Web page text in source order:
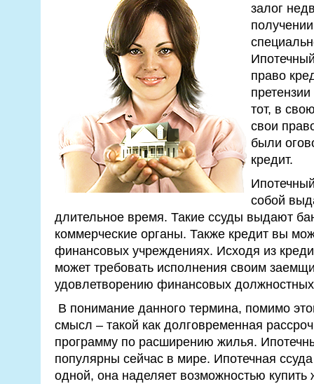
залог
право
тот, в
свои
были
кредит.
собой
длительное время. Такие ссуды выдают
коммерческие органы. Также кредит вы
финансовых учреждениях. Исходя из
может требовать исполнения своим
удовлетворению финансовых должностных
В понимание данного термина, помимо
смысл – такой как долговременная
программу по расширению жилья.
популярны сейчас в мире. Ипотечная
одной, она наделяет возможностью купить